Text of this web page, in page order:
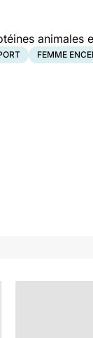
FEMME